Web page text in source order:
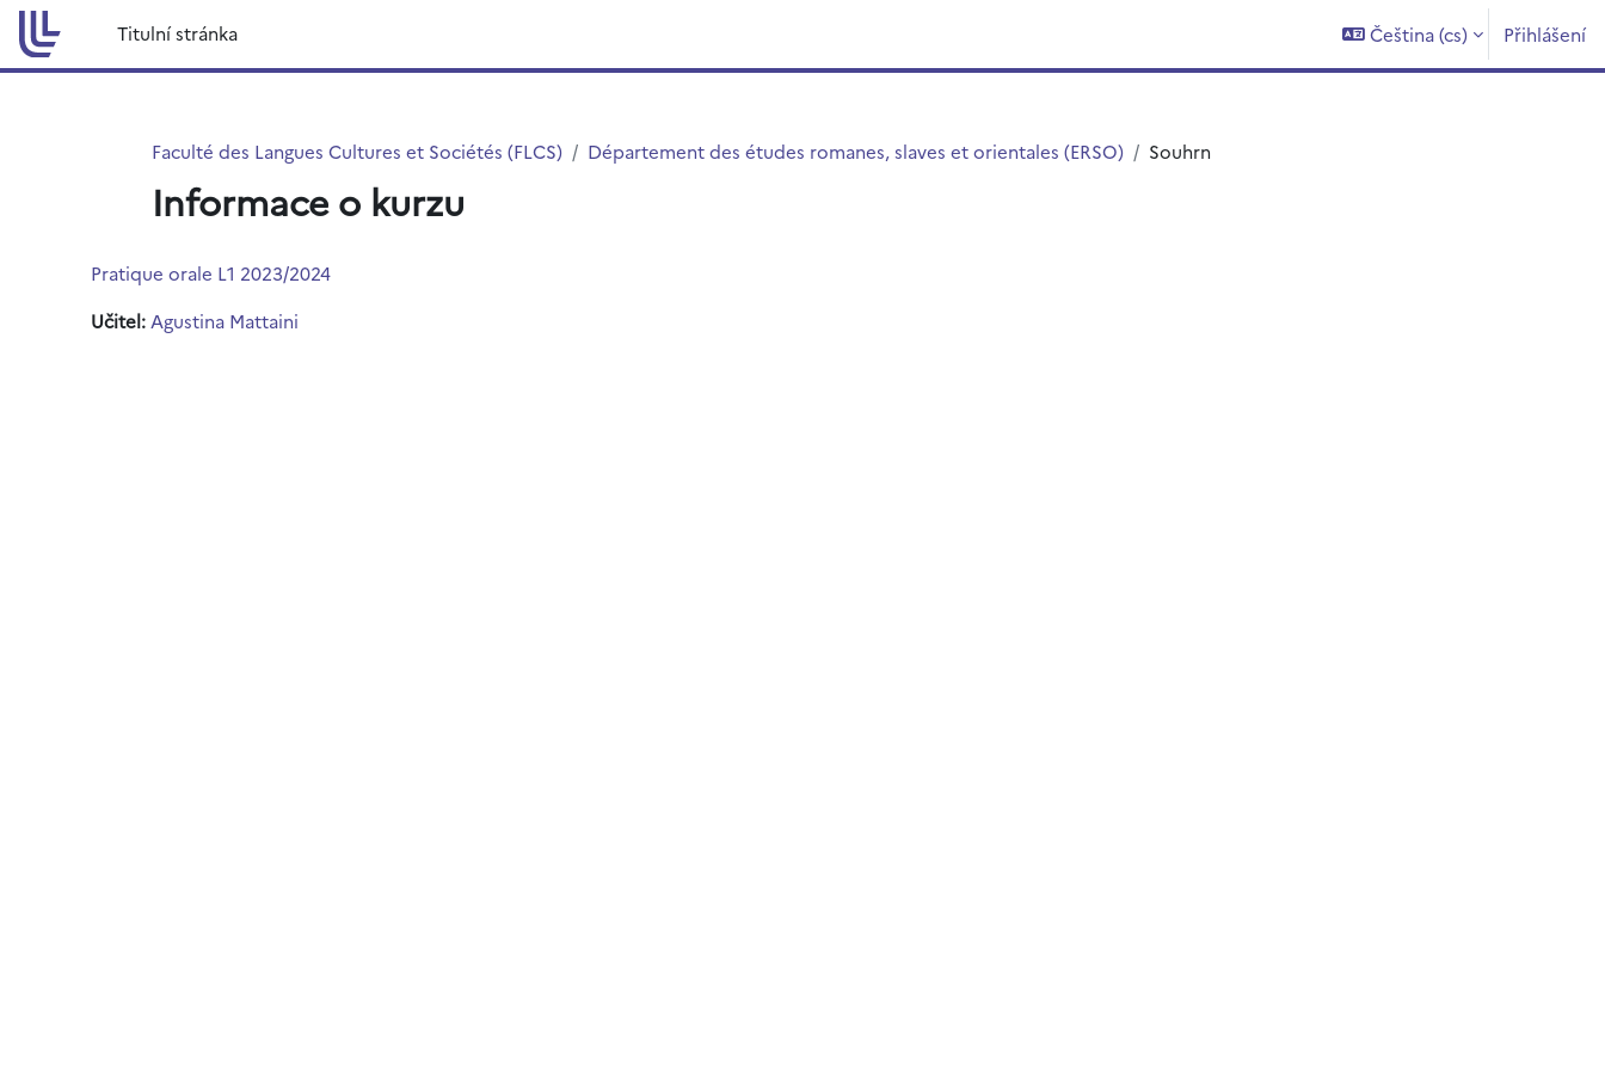
Přejít k hlavnímu obsahu
Titulní stránka
Čeština ‎(cs)‎ Přihlášení
Faculté des Langues Cultures et Sociétés (FLCS) Département des études romanes, slaves et orientales (ERSO) Souhrn
Informace o kurzu
Pratique orale L1 2023/2024
Učitel: Agustina Mattaini